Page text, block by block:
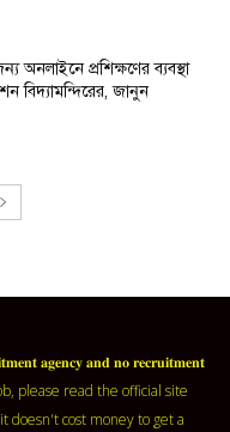
অনলাইনে প্রশিক্ষণের ব্যবস্থা
বিদ্যামন্দিরের, জানুন
𝐚𝐠𝐞𝐧𝐜𝐲 𝐚𝐧𝐝 𝐧𝐨 𝐫𝐞𝐜𝐫𝐮𝐢𝐭𝐦𝐞𝐧𝐭
please read the official site
doesn't cost money to get a